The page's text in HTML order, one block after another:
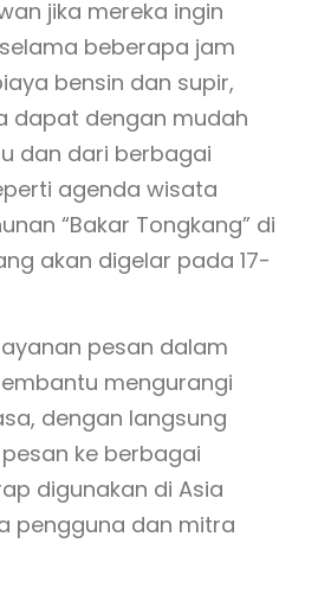
jika mereka ingin
beberapa jam
bensin dan supir,
dapat dengan mudah
dan dari berbagai
agenda wisata
“Bakar Tongkang” di
akan digelar pada 17-
pesan dalam
mengurangi
dengan langsung
ke berbagai
digunakan di Asia
pengguna dan mitra